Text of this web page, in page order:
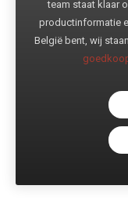
team staat klaar
productinformatie
België bent, wij